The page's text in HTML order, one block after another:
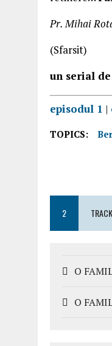
Pr. Mihai
(Sfarsit)
un serial
episodul 1 |
TOPICS:
2
O
O